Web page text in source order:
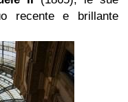
recente e brillante